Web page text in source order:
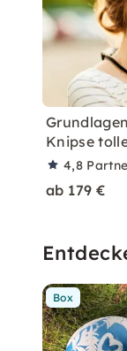
Knipse
4,8
ab 179 €
Box